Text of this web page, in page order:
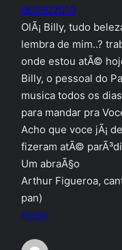
06/08/2010
OlÃ¡ Billy, tudo
lembra de mim..?
onde estou atÃ©
Billy, o pessoal do
musica todos os
para mandar pra
Acho que voce jÃ¡
fizeram atÃ©
Um abraÃ§o
Arthur Figueroa,
pan)
Reply